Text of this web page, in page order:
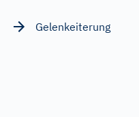
Gelenkeiterung